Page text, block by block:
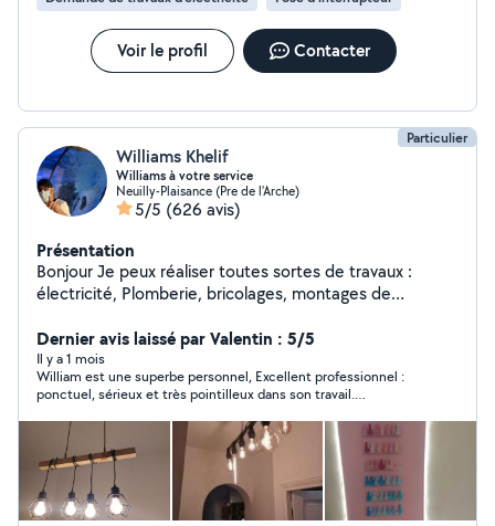
Voir le profil Contacter
Particulier
Williams Khelif
Williams à votre service
Neuilly-Plaisance (Pre de l'Arche)
5/5 (626 avis)
Présentation
Bonjour Je peux réaliser toutes sortes de travaux :
électricité, Plomberie, bricolages, montages de
et soigné. Zéro six,seize, Vingt six,dix sept, Quatre vingt
dix. Si vous me contactez directement par téléphone
laisser moi vos coordonnées. Merci. Williams allovoisins
Dernier avis laissé par Valentin : 5/5
Il y a 1 mois
William est une superbe personnel, Excellent professionnel :
ponctuel, sérieux et très pointilleux dans son travail.
qualité irréprochable. Merci pour votre professionnalisme